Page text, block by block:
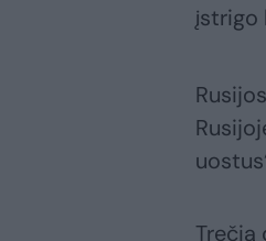
įstrigo
Trečią